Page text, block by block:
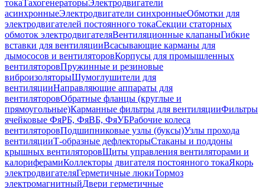
токаТахогенераторыЭлектродвигатели
асинхронныеЭлектродвигатели синхронныеОбмотки для
электродвигателей постоянного токаСекции статорных
обмоток электродвигателяВентиляционные клапаныГибкие
вставки для вентиляцииВсасывающие карманы для
дымососов и вентиляторовКорпусы для промышленных
вентиляторовПружинные и резиновые
виброизоляторыШумоглушители для
вентиляцииНаправляющие аппараты для
вентиляторовОбратные фланцы (круглые и
прямоугольные)Карманные фильтры для вентиляцииФильтры
ячейковые ФяРБ, ФяВБ, ФяУБРабочие колеса
вентиляторовПодшипниковые узлы (буксы)Узлы прохода
вентиляцииТ-образные дефлекторыСтаканы и поддоны
крышных вентиляторовЩиты управления вентиляторами и
калориферамиКоллекторы двигателя постоянного токаЯкорь
электродвигателяГерметичные люкиТормоз
электромагнитныйДвери герметичные